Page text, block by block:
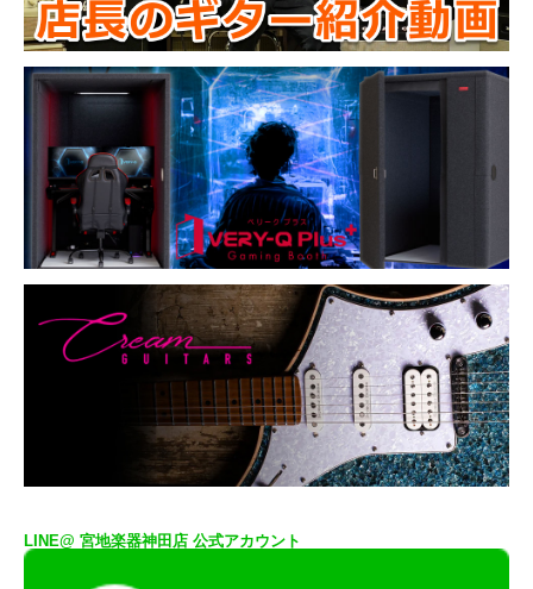
LINE@ 宮地楽器神田店 公式アカウント